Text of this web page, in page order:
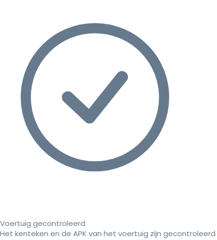
Voertuig gecontroleerd
Het kenteken en de APK van het voertuig zijn gecontroleerd